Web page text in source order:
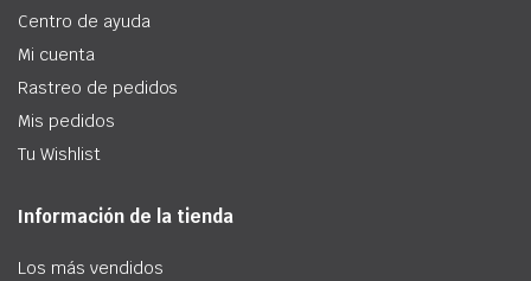
Centro de ayuda
Mi cuenta
Rastreo de pedidos
Mis pedidos
Tu Wishlist
Información de la tienda
Los más vendidos